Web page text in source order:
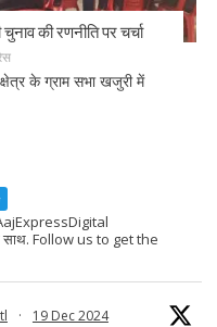
की रणनीति पर चर्चा
क्षेत्र के ग्राम सभा खजुरी में
Follow us to get the
· 19 Dec 2024